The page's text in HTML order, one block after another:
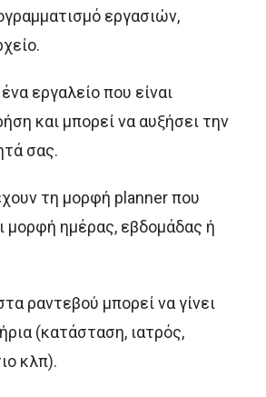
εργασιών,
εργαλείο που είναι
και μπορεί να αυξήσει την
σας.
τη μορφή planner που
μορφή ημέρας, εβδομάδας ή
ραντεβού μπορεί να γίνει
(κατάσταση, ιατρός,
κλπ).